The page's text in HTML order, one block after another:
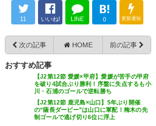
5月 3
本日行いました、vs.ヴァンフォ
ーレ甲府は、１－1の引分けで終
わりました（得点者：渡辺） た
くさんのご声援ありがとうござ
いました。 #renofa #レノファ
— レノファ山口ＦＣ
突き放すことができず追い付か
れ1-1のドロー。 多くのサポー
ターの後押し誠にありがとうご
ざいましたm(_ _)m 引き続き熱
く戦います！ #vfk #完遂
https://t.co/QSfcVkpV42
— ヴァンフォーレ甲府
(vfk_official)2018, 5月 3
11 いいね! LINE
B!
0 更新通知
次の記事 HOME 前の記事
おすすめ記事
【J2第12節 愛媛×甲府】愛媛が苦手の甲府
を破り4試合ぶり勝利！序盤に失点するも小
川・石浦のゴールで逆転勝ち
【J2第12節 鹿児島×山口】5年ぶり開催
の“薩長ダービー”は山口に軍配！梅木の先
制ゴールで逃げ切り6位に浮上